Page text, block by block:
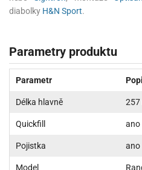
diabolky H&N Sport.
Parametry produktu
Parametr
Délka hlavně 257
Quickfill ano
Pojistka ano
Model